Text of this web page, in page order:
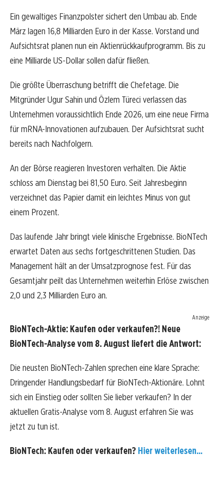
Ein gewaltiges Finanzpolster sichert den Umbau ab. Ende
März lagen 16,8 Milliarden Euro in der Kasse. Vorstand und
Aufsichtsrat planen nun ein Aktienrückkaufprogramm. Bis zu
eine Milliarde US-Dollar sollen dafür fließen.
Die größte Überraschung betrifft die Chefetage. Die
Mitgründer Ugur Sahin und Özlem Türeci verlassen das
Unternehmen voraussichtlich Ende 2026, um eine neue Firma
für mRNA-Innovationen aufzubauen. Der Aufsichtsrat sucht
bereits nach Nachfolgern.
An der Börse reagieren Investoren verhalten. Die Aktie
schloss am Dienstag bei 81,50 Euro. Seit Jahresbeginn
verzeichnet das Papier damit ein leichtes Minus von gut
einem Prozent.
Das laufende Jahr bringt viele klinische Ergebnisse. BioNTech
erwartet Daten aus sechs fortgeschrittenen Studien. Das
Management hält an der Umsatzprognose fest. Für das
Gesamtjahr peilt das Unternehmen weiterhin Erlöse zwischen
2,0 und 2,3 Milliarden Euro an.
Anzeige
BioNTech-Aktie: Kaufen oder verkaufen?! Neue
BioNTech-Analyse vom 8. August liefert die Antwort:
Die neusten BioNTech-Zahlen sprechen eine klare Sprache:
Dringender Handlungsbedarf für BioNTech-Aktionäre. Lohnt
sich ein Einstieg oder sollten Sie lieber verkaufen? In der
aktuellen Gratis-Analyse vom 8. August erfahren Sie was
jetzt zu tun ist.
BioNTech: Kaufen oder verkaufen? Hier weiterlesen...